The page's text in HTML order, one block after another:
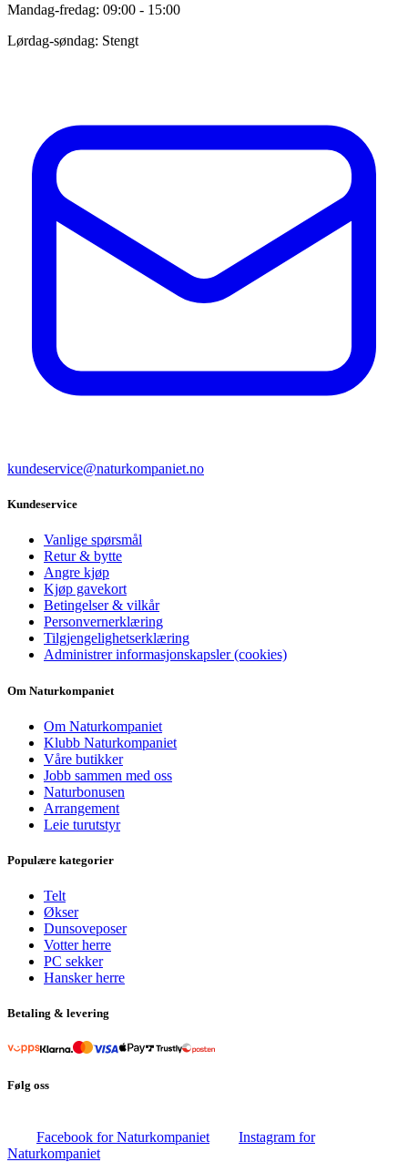
Mandag-fredag: 09:00 - 15:00
Lørdag-søndag: Stengt
kundeservice@naturkompaniet.no
Kundeservice
Vanlige spørsmål
Retur & bytte
Angre kjøp
Kjøp gavekort
Betingelser & vilkår
Personvernerklæring
Tilgjengelighetserklæring
Administrer informasjonskapsler (cookies)
Om Naturkompaniet
Om Naturkompaniet
Klubb Naturkompaniet
Våre butikker
Jobb sammen med oss
Naturbonusen
Arrangement
Leie turutstyr
Populære kategorier
Telt
Økser
Dunsoveposer
Votter herre
PC sekker
Hansker herre
Betaling & levering
Følg oss
Facebook for Naturkompaniet
Instagram for
Naturkompaniet